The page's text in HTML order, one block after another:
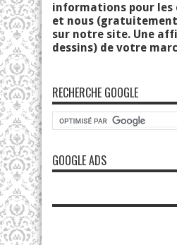
informations pour les
et nous
sur notre site. Une
dessins) de votre
RECHERCHE GOOGLE
GOOGLE ADS